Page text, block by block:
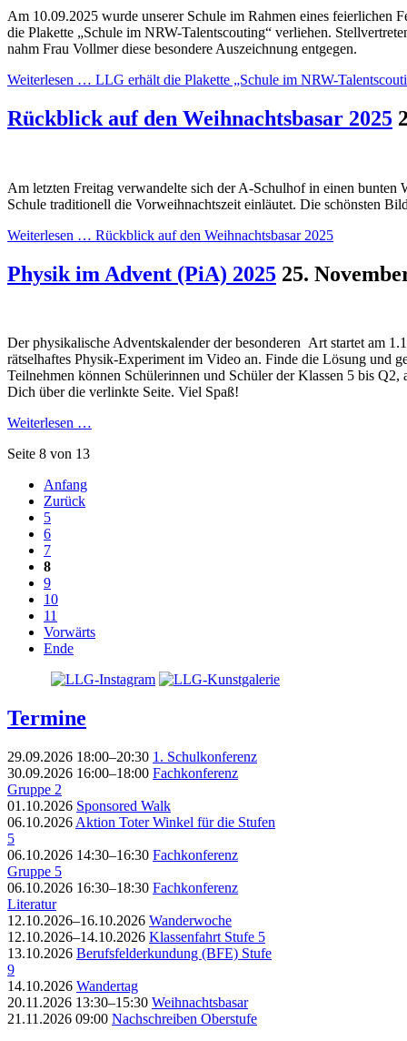
Am 10.09.2025 wurde unserer Schule im Rahmen eines feierlichen
die Plakette „Schule im NRW-Talentscouting“ verliehen.
nahm Frau Vollmer diese besondere Auszeichnung entgegen.
Weiterlesen … LLG erhält die Plakette „Schule im NRW-
Rückblick auf den Weihnachtsbasar 2025
Am letzten Freitag verwandelte sich der A-Schulhof in einen bunten
Schule traditionell die Vorweihnachtszeit einläutet. Die schönsten
Weiterlesen … Rückblick auf den Weihnachtsbasar 2025
Physik im Advent (PiA) 2025 25.
Der physikalische Adventskalender der besonderen Art startet am
rätselhaftes Physik-Experiment im Video an. Finde die Lösung und
Teilnehmen können Schülerinnen und Schüler der Klassen 5 bis Q2,
Dich über die verlinkte Seite. Viel Spaß!
Weiterlesen …
Seite 8 von 13
Anfang
Zurück
5
6
7
8
9
10
11
Vorwärts
Ende
Termine
29.09.2026 18:00–20:30 1. Schulkonferenz
30.09.2026 16:00–18:00 Fachkonferenz
Gruppe 2
01.10.2026 Sponsored Walk
06.10.2026 Aktion Toter Winkel für die Stufen
5
06.10.2026 14:30–16:30 Fachkonferenz
Gruppe 5
06.10.2026 16:30–18:30 Fachkonferenz
Literatur
12.10.2026–16.10.2026 Wanderwoche
12.10.2026–14.10.2026 Klassenfahrt Stufe 5
13.10.2026 Berufsfelderkundung (BFE) Stufe
9
14.10.2026 Wandertag
20.11.2026 13:30–15:30 Weihnachtsbasar
21.11.2026 09:00 Nachschreiben Oberstufe